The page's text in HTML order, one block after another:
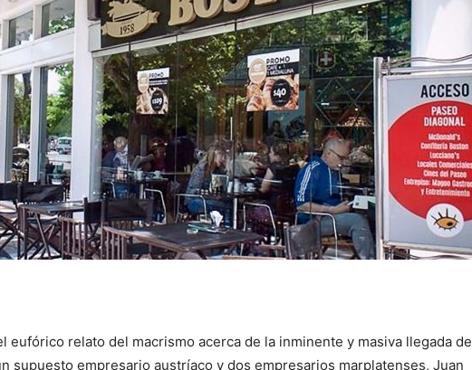
eufórico relato del macrismo acerca de la inminente y masiva llegada de
supuesto empresario austríaco y dos empresarios marplatenses, Juan